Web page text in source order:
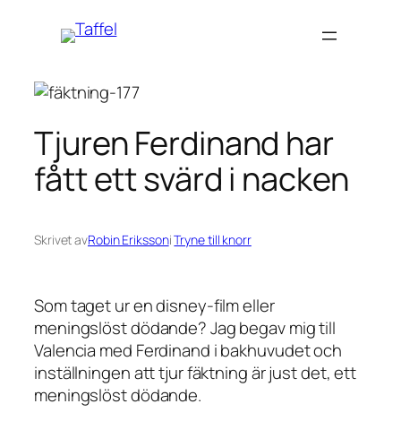
Tjuren Ferdinand har
fått ett svärd i nacken
Skrivet avRobin ErikssoniTryne till knorr
Som taget ur en disney-film eller
meningslöst dödande? Jag begav mig till
Valencia med Ferdinand i bakhuvudet och
inställningen att tjur fäktning är just det, ett
meningslöst dödande.